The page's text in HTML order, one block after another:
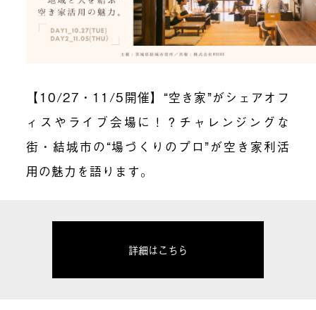
【10/27・11/5開催】“空き家”がシェアオフ
ィスやライブ会場に！？チャレンジングな
街・結城市の“場づくりのプロ”が空き家利活
用の魅力を語ります。
詳細はこちら